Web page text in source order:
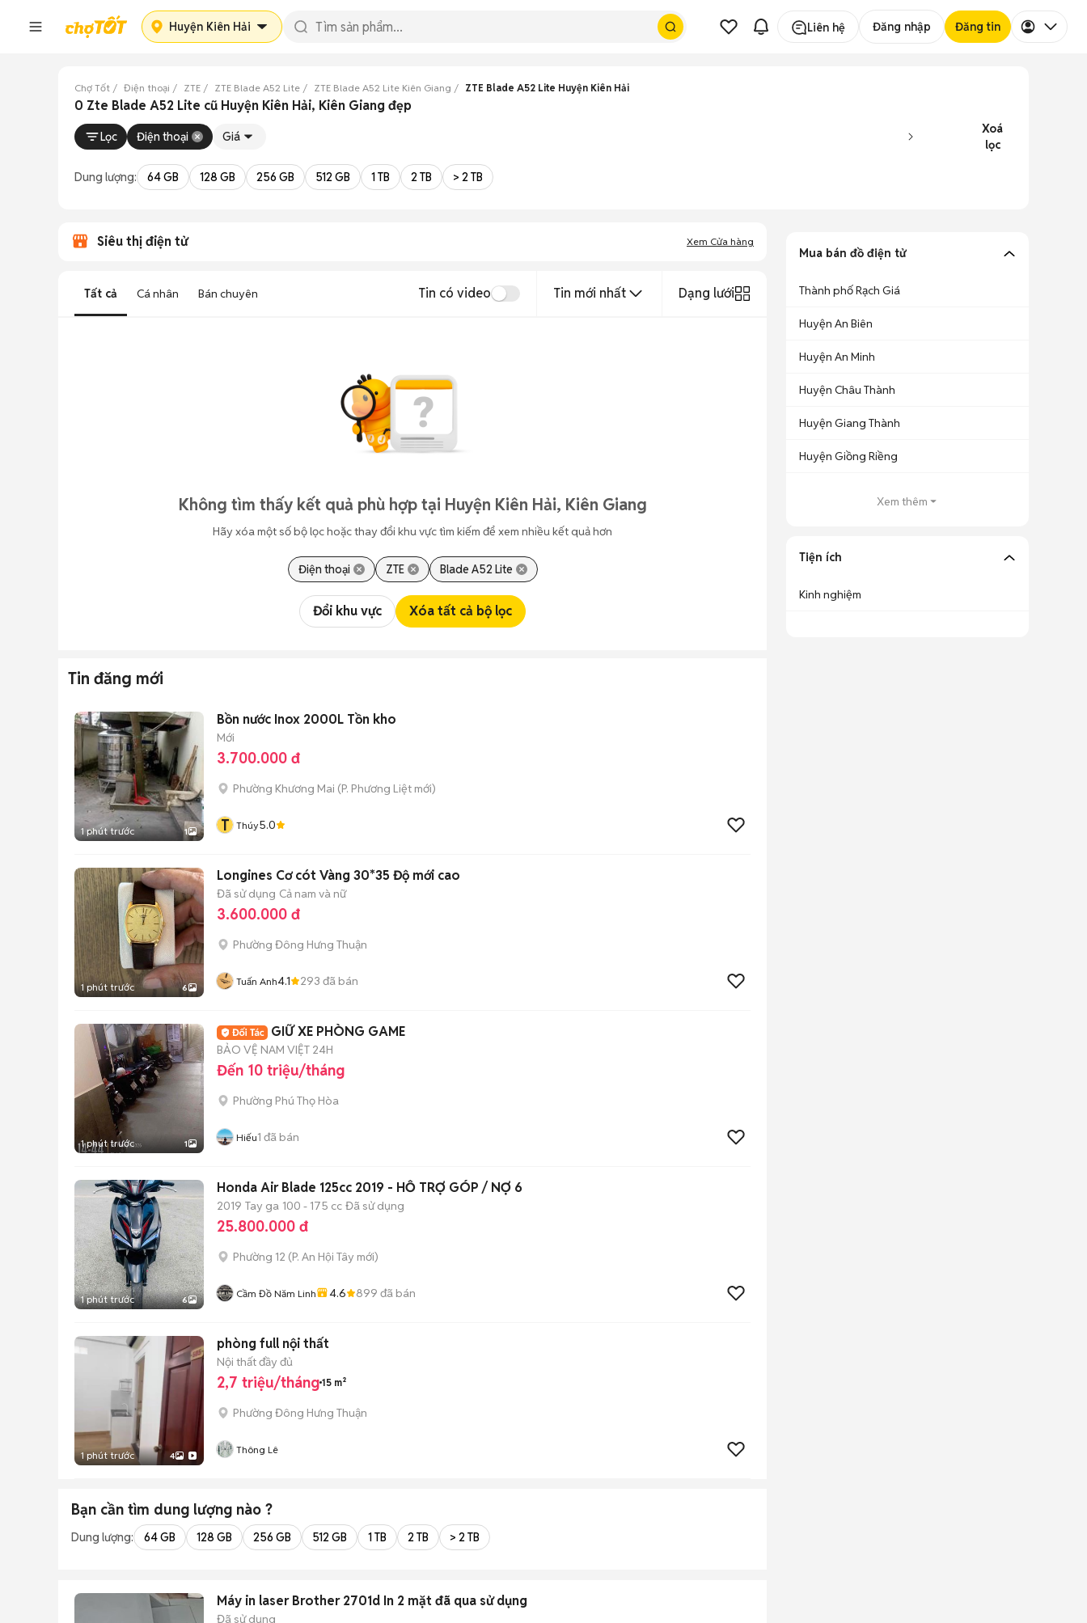
Huyện Kiên Hải Liên hệ Đăng nhập Đăng tin
Chợ Tốt Điện thoại ZTE ZTE Blade A52 Lite ZTE Blade A52 Lite Kiên Giang ZTE Blade A52 Lite Huyện Kiên Hải
0 Zte Blade A52 Lite cũ Huyện Kiên Hải, Kiên Giang đẹp
Lọc Điện thoại Giá
Xoá
lọc
Dung lượng: 64 GB 128 GB 256 GB 512 GB 1 TB 2 TB > 2 TB
Siêu thị điện tử Xem Cửa hàng
Tất cả Cá nhân Bán chuyên Tin có video Tin mới nhất Dạng lưới
Không tìm thấy kết quả phù hợp tại Huyện Kiên Hải, Kiên Giang
Hãy xóa một số bộ lọc hoặc thay đổi khu vực tìm kiếm để xem nhiều kết quả hơn
Điện thoại ZTE Blade A52 Lite
Đổi khu vực Xóa tất cả bộ lọc
Tin đăng mới
1 phút trước 1
Bồn nước Inox 2000L Tồn kho
Mới
3.700.000 đ
Phường Khương Mai (P. Phương Liệt mới)
T Thúy5.0
1 phút trước 6
Longines Cơ cót Vàng 30*35 Độ mới cao
Đã sử dụng Cả nam và nữ
3.600.000 đ
Phường Đông Hưng Thuận
Tuấn Anh4.1 293 đã bán
1 phút trước 1
GIỮ XE PHÒNG GAME
BẢO VỆ NAM VIỆT 24H
Đến 10 triệu/tháng
Phường Phú Thọ Hòa
Hiếu1 đã bán
1 phút trước 6
Honda Air Blade 125cc 2019 - HỖ TRỢ GÓP / NỢ 6
2019 Tay ga 100 - 175 cc Đã sử dụng
25.800.000 đ
Phường 12 (P. An Hội Tây mới)
Cầm Đồ Năm Linh 4.6 899 đã bán
1 phút trước 4
phòng full nội thất
Nội thất đầy đủ
2,7 triệu/tháng 15 m²
Phường Đông Hưng Thuận
Thông Lê
Bạn cần tìm dung lượng nào ?
Dung lượng: 64 GB 128 GB 256 GB 512 GB 1 TB 2 TB > 2 TB
Máy in laser Brother 2701d In 2 mặt đã qua sử dụng
Đã sử dụng
Mua bán đồ điện tử
Thành phố Rạch Giá
Huyện An Biên
Huyện An Minh
Huyện Châu Thành
Huyện Giang Thành
Huyện Giồng Riềng
Xem thêm
Tiện ích
Kinh nghiệm